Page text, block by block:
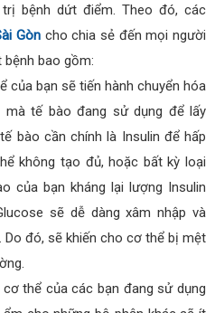
bệnh dứt điểm. Theo đó, các
Gòncho chia sẻ đến mọi người
bệnh bao gồm:
của bạn sẽ tiến hành chuyển hóa
mà tế bào đang sử dụng để lấy
bào cần chính là Insulin để hấp
không tạo đủ, hoặc bất kỳ loại
của bạn kháng lại lượng Insulin
sẽ dễ dàng xâm nhập và
đó, sẽ khiến cho cơ thể bị mệt
thể của các bạn đang sử dụng